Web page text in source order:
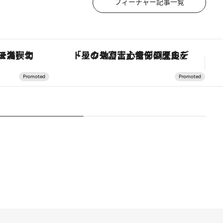
デトックス。冨士信仰の歴史を辿り、心身を調える。 ヴァシュロン・コンスタンタン「オーヴァーシーズ・オートマティック」。旅愛好家のお気に入りコレクションから、ジェンダーレスな新作が登場